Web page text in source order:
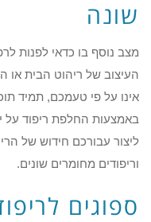
שונה
מצב נוסף בו כדאי לפנות
העיצוב של ריהוט הבית
אינו על פי טעמכם, תמיד
באמצעות החלפת ריפוד על
ליצור עבורכם חידוש של
וריפודים מחומרים שונים.
ספוגים